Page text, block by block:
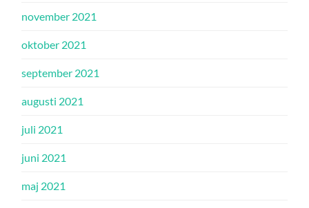
november 2021
oktober 2021
september 2021
augusti 2021
juli 2021
juni 2021
maj 2021